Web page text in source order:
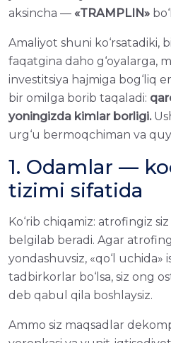
aksincha — «TRAMPLIN»
Amaliyot shuni ko‘rsatadiki,
faqatgina daho g‘oyalarga,
investitsiya hajmigа bog‘liq
bir omilgа borib taqaladi:
yoningizda kimlar borligi.
urg‘u bermoqchiman va
1. Odamlar —
tizimi sifatida
Ko‘rib chiqamiz: atrofingiz
belgilab beradi. Agar
yondashuvsiz, «qo‘l uchida»
tadbirkorlar bo‘lsa, siz ong
deb qabul qilа boshlaysiz.
Ammo siz maqsadlar